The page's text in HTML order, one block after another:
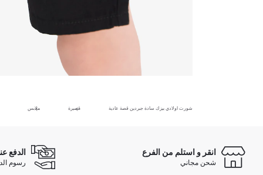
ملابس قصيرة شورت اولادي بيزك سادة جبردين قصة عادية
انقر و استلم من الفرع
شحن مجاني
الدفع
رسوم